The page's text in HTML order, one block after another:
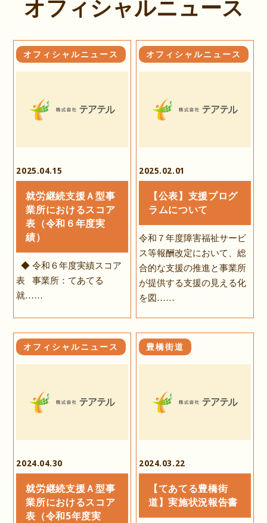
オフィシャルニュース
オフィシャルニュース
2025.04.15
就労継続支援Ａ型事
業所におけるスコア
表（令和６年度実
績）
◆ 令和６年度実績スコア
表 事業所：てあてる
就……
オフィシャルニュース
2025.02.01
【公表】支援プログ
ラムについて
令和７年度障害福祉サービ
ス等報酬改定において、総
合的な支援の推進と事業所
が提供する支援の見える化
を図……
オフィシャルニュース
2024.04.30
就労継続支援Ａ型事
業所におけるスコア
表（令和5年度実
豊橋街道
2024.03.22
【てあてる豊橋街
道】実施状況報告書